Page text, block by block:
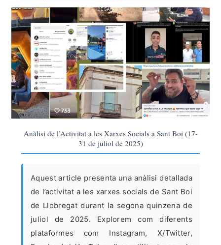
Anàlisi de l’Activitat a les Xarxes Socials a Sant Boi (17-
31 de juliol de 2025)
Aquest article presenta una anàlisi detallada
de l’activitat a les xarxes socials de Sant Boi
de Llobregat durant la segona quinzena de
juliol de 2025. Explorem com diferents
plataformes com Instagram, X/Twitter,